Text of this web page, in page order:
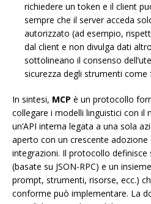
richiedere un token e il client
sempre che il server acceda
autorizzato (ad esempio,
dal client e non divulga dati
sottolineano il consenso
sicurezza degli strumenti come
In sintesi, MCP è un protocollo
collegare i modelli linguistici con il
un’API interna legata a una sola
aperto con un crescente adozione
integrazioni. Il protocollo
(basate su JSON-RPC) e un
prompt, strumenti, risorse, ecc.)
conforme può implementare. La